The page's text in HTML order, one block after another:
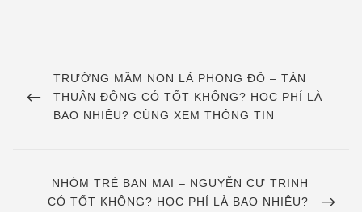
hướng
bài
PREVIOUS
POST
TRƯỜNG MẦM NON LÁ PHONG ĐỎ – TÂN
THUẬN ĐÔNG CÓ TỐT KHÔNG? HỌC PHÍ LÀ
BAO NHIÊU? CÙNG XEM THÔNG TIN
NEXT
POST
NHÓM TRẺ BAN MAI – NGUYỄN CƯ TRINH
CÓ TỐT KHÔNG? HỌC PHÍ LÀ BAO NHIÊU?